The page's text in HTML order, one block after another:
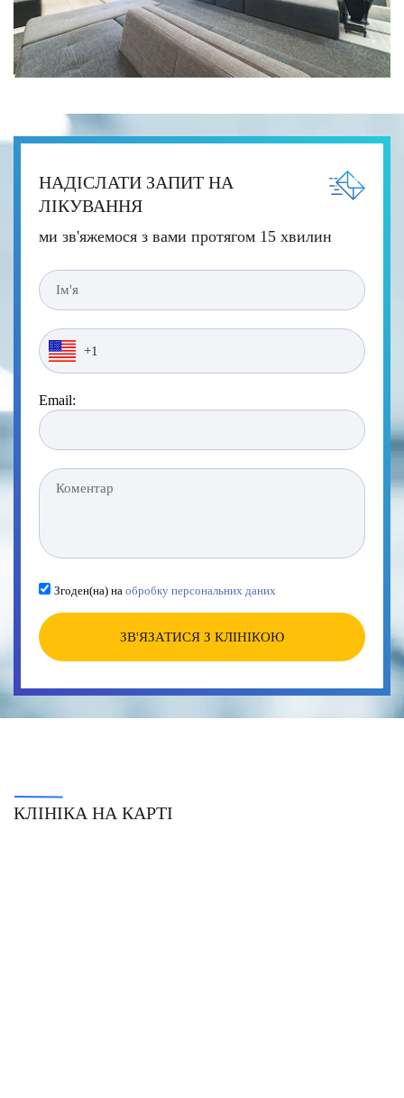
НАДІСЛАТИ ЗАПИТ НА
ЛІКУВАННЯ
ми зв'яжемося з вами протягом 15 хвилин
Email:
Згоден(на) на обробку персональних даних
ЗВ'ЯЗАТИСЯ З КЛІНІКОЮ
КЛІНІКА НА КАРТІ